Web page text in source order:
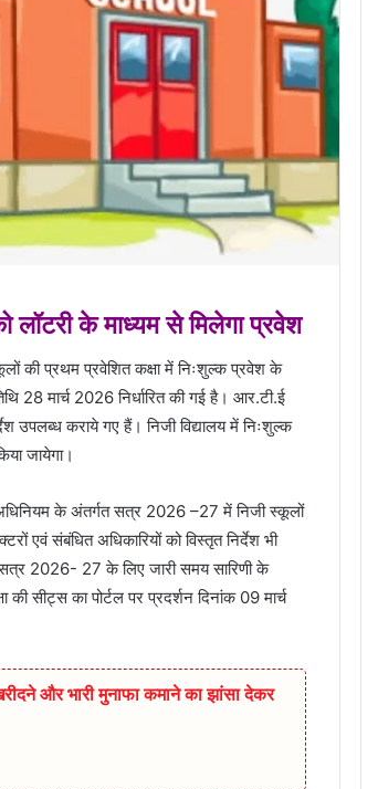
के माध्यम से मिलेगा प्रवेश
की प्रथम प्रवेशित कक्षा में निःशुल्क प्रवेश के
मार्च 2026 निर्धारित की गई है। आर.टी.ई
उपलब्ध कराये गए हैं। निजी विद्यालय में निःशुल्क
जायेगा।
के अंतर्गत सत्र 2026 –27 में निजी स्कूलों
एवं संबंधित अधिकारियों को विस्तृत निर्देश भी
सत्र 2026- 27 के लिए जारी समय सारिणी के
सीट्स का पोर्टल पर प्रदर्शन दिनांक 09 मार्च
और भारी मुनाफा कमाने का झांसा देकर